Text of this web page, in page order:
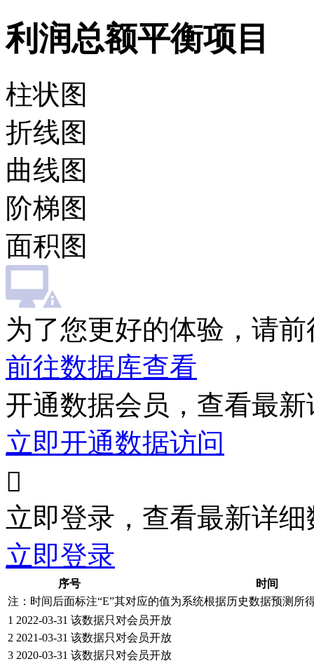
利润总额平衡项目
柱状图
折线图
曲线图
阶梯图
面积图
为了您更好的体验，请
前往数据库查看
开通数据会员，查看最
立即开通数据访问

立即登录，查看最新详细
立即登录
序号
时间
注：时间后面标注“E”其对应的值为系统根据历史数据预测所
1 2022-03-31 该数据只对会员开放
2 2021-03-31 该数据只对会员开放
3 2020-03-31 该数据只对会员开放